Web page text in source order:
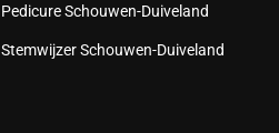
Pedicure Schouwen-Duiveland
Stemwijzer Schouwen-Duiveland